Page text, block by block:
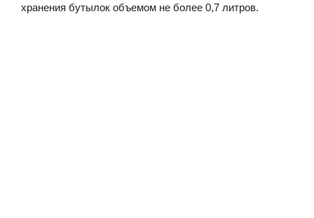
хранения бутылок объемом не более 0,7 литров.